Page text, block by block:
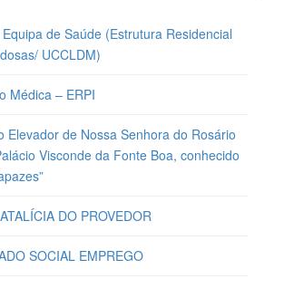
de Saúde (Estrutura Residencial
UCCLDM)
Médica – ERPI
Elevador de Nossa Senhora do Rosário
Visconde da Fonte Boa, conhecido
DO PROVEDOR
SOCIAL EMPREGO